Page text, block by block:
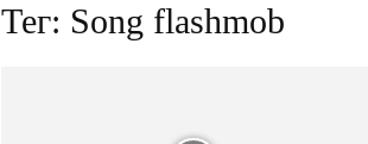
Тег: Song flashmob